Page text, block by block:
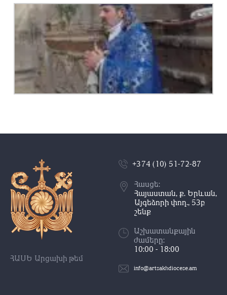
ՀԱՍԵ Արցախի թեմ
+374 (10) 51-72-87
Հասցե:
Հայաստան, ք. Երևան,
Այգեձորի փող., 53բ
շենք
Աշխատանքային
ժամերը:
10:00 - 18:00
info@artsakhdiocese.am